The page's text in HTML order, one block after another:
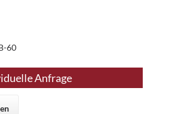
60
Anfrage